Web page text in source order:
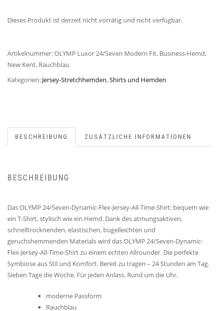
Dieses Produkt ist derzeit nicht vorrätig und nicht verfügbar.
Artikelnummer:OLYMP Luxor 24/Seven Modern Fit, Business-Hemd,
New Kent, Rauchblau
Kategorien: Jersey-Stretchhemden,Shirts und Hemden
BESCHREIBUNG ZUSÄTZLICHE INFORMATIONEN
BESCHREIBUNG
Das OLYMP 24/Seven-Dynamic-Flex-Jersey-All-Time-Shirt: bequem wie
ein T-Shirt, stylisch wie ein Hemd. Dank des atmungsaktiven,
schnelltrocknenden, elastischen, bügelleichten und
geruchshemmenden Materials wird das OLYMP 24/Seven-Dynamic-
Flex-Jersey-All-Time-Shirt zu einem echten Allrounder. Die perfekte
Symbiose aus Stil und Komfort. Bereit zu tragen – 24 Stunden am Tag.
Sieben Tage die Woche. Für jeden Anlass. Rund um die Uhr.
moderne Passform
Rauchblau